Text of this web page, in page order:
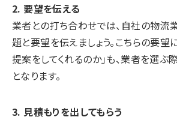
2. 要望を伝える
業者との打ち合わせでは、自社の物流
題と要望を伝えましょう。こちらの要望
提案をしてくれるのか」も、業者を選ぶ
となります。
3. 見積もりを出してもらう